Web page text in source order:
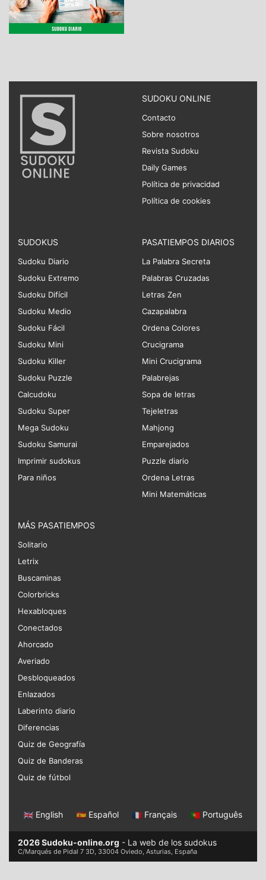
SUDOKU ONLINE
Contacto
Sobre nosotros
Revista Sudoku
Daily Games
Política de privacidad
Política de cookies
SUDOKUS
Sudoku Diario
Sudoku Extremo
Sudoku Difícil
Sudoku Medio
Sudoku Fácil
Sudoku Mini
Sudoku Killer
Sudoku Puzzle
Calcudoku
Sudoku Super
Mega Sudoku
Sudoku Samurai
Imprimir sudokus
Para niños
PASATIEMPOS DIARIOS
La Palabra Secreta
Palabras Cruzadas
Letras Zen
Cazapalabra
Ordena Colores
Crucigrama
Mini Crucigrama
Palabrejas
Sopa de letras
Tejeletras
Mahjong
Emparejados
Puzzle diario
Ordena Letras
Mini Matemáticas
MÁS PASATIEMPOS
Solitario
Letrix
Buscaminas
Colorbricks
Hexabloques
Conectados
Ahorcado
Averiado
Desbloqueados
Enlazados
Laberinto diario
Diferencias
Quiz de Geografía
Quiz de Banderas
Quiz de fútbol
English Español Français Português
2026 Sudoku-online.org - La web de los sudokus
C/Marqués de Pidal 7 3D, 33004 Oviedo, Asturias, España